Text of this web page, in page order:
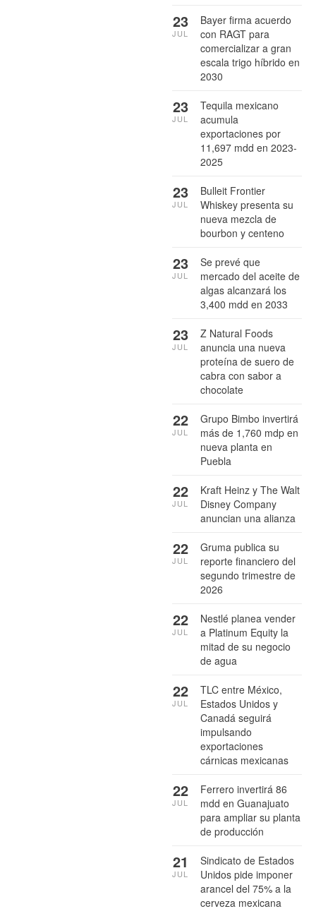
Bayer firma acuerdo
con RAGT para
comercializar a gran
escala trigo híbrido en
2030
23
JUL
Tequila mexicano
acumula
exportaciones por
11,697 mdd en 2023-
2025
23
JUL
Bulleit Frontier
Whiskey presenta su
nueva mezcla de
bourbon y centeno
23
JUL
Se prevé que
mercado del aceite de
algas alcanzará los
3,400 mdd en 2033
23
JUL
Z Natural Foods
anuncia una nueva
proteína de suero de
cabra con sabor a
chocolate
23
JUL
Grupo Bimbo invertirá
más de 1,760 mdp en
nueva planta en
Puebla
22
JUL
Kraft Heinz y The Walt
Disney Company
anuncian una alianza
22
JUL
Gruma publica su
reporte financiero del
segundo trimestre de
2026
22
JUL
Nestlé planea vender
a Platinum Equity la
mitad de su negocio
de agua
22
JUL
TLC entre México,
Estados Unidos y
Canadá seguirá
impulsando
exportaciones
cárnicas mexicanas
22
JUL
Ferrero invertirá 86
mdd en Guanajuato
para ampliar su planta
de producción
22
JUL
Sindicato de Estados
Unidos pide imponer
arancel del 75% a la
cerveza mexicana
21
JUL